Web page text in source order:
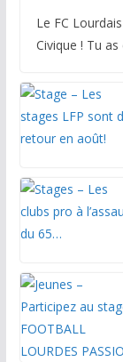
Le FC
Civique ! Tu